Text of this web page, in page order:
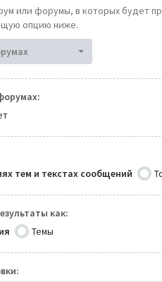
или форумы, в которых будет
опцию ниже.
тем и текстах сообщений
как:
Темы